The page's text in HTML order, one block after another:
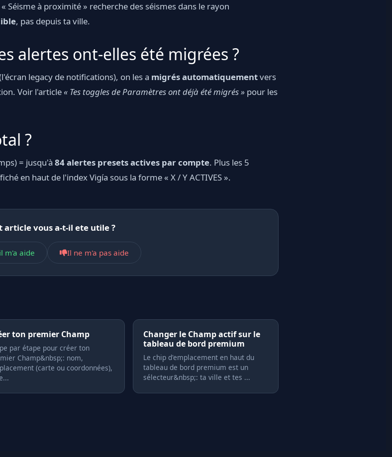
Séisme à proximité » recherche des séismes dans le rayon
, pas depuis ta ville.
alertes ont-elles été migrées ?
legacy de notifications), on les a migrés automatiquementvers
Voir l'article« Tes toggles de Paramètres ont déjà été migrés » pour les
?
= jusqu'à 84 alertes presets actives par compte. Plus les 5
en haut de l'index Vigía sous la forme « X / Y ACTIVES ».
article vous a-t-il ete utile ?
m'a aide Il ne m'a pas aide
ton premier Champ
par étape pour créer ton
Champ&nbsp;: nom,
(carte ou coordonnées),
Changer le Champ actif sur le
tableau de bord premium
Le chip d'emplacement en haut du
tableau de bord premium est un
sélecteur&nbsp;: ta ville et tes ...